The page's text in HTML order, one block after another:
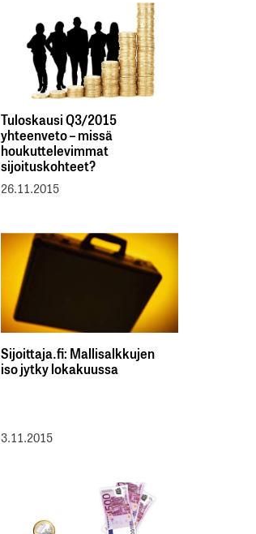
Tuloskausi Q3/2015
yhteenveto – missä
houkuttelevimmat
sijoituskohteet?
26.11.2015
Sijoittaja.fi: Mallisalkkujen
iso jytky lokakuussa
3.11.2015